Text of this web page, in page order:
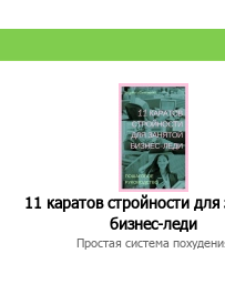
11 каратов стройности для
бизнес-леди
Простая система